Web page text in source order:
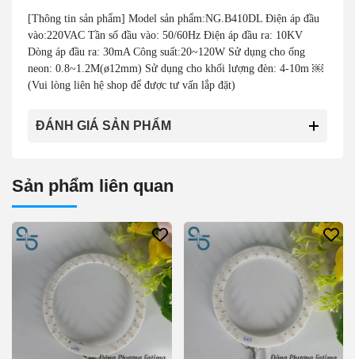
[Thông tin sản phẩm] Model sản phẩm:NG.B410DL Điện áp đầu
vào:220VAC Tần số đầu vào: 50/60Hz Điện áp đầu ra: 10KV
Dòng áp đầu ra: 30mA Công suất:20~120W Sử dụng cho ống
neon: 0.8~1.2M(ø12mm) Sử dụng cho khối lượng đèn: 4-10m ￼
(Vui lòng liên hệ shop để được tư vấn lắp đặt)
ĐÁNH GIÁ SẢN PHẨM
Sản phẩm liên quan